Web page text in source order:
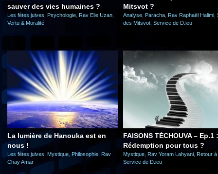
sauver des vies humaines ?
Les fêtes juives Psychologie Rav Elie Uzan
Vertu & Moralité
Mitsvot ?
Analyse Paracha Rav Raphaël Halimi
des Mitsvot Service de D.ieu
La lumière de Hanouka est en
nous !
Les fêtes juives Mystique,Philosophie Rav
Chay Amar
FAISONS TÉCHOUVA – Ep.1 :
Rédemption pour tous ?
Mystique Rav Yoram Lahyani Retour à
Service de D.ieu